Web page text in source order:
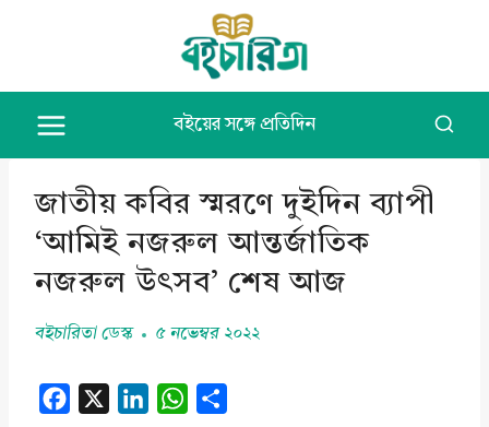
content
বইয়ের সঙ্গে প্রতিদিন
জাতীয় কবির স্মরণে দুইদিন ব্যাপী
‘আমিই নজরুল আন্তর্জাতিক
নজরুল উৎসব’ শেষ আজ
বইচারিতা ডেস্ক ৫ নভেম্বর ২০২২
W